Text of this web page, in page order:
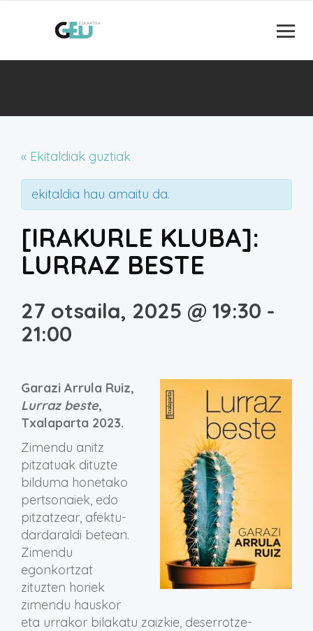
« Ekitaldiak guztiak
ekitaldia hau amaitu da.
[IRAKURLE KLUBA]:
LURRAZ BESTE
27 otsaila, 2025 @ 19:30 -
21:00
Garazi Arrula Ruiz,
Lurraz beste,
Txalaparta 2023.
Zimendu anitz
pitzatuak dituzte
bilduma honetako
pertsonaiek, edo
pitzatzear, afektu-
dardaraldi betean.
Zimendu
egonkortzat
zituzten horiek
zimendu hauskor
eta urrakor bilakatu zaizkie, deserrotze-